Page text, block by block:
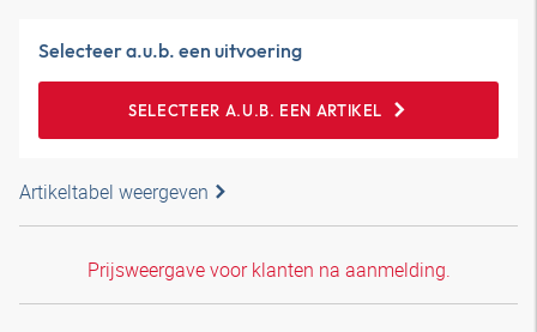
Selecteer a.u.b. een uitvoering
SELECTEER A.U.B. EEN ARTIKEL
Artikeltabel weergeven
Prijsweergave voor klanten na aanmelding.